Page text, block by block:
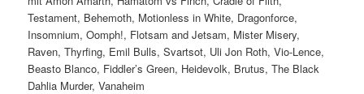
Testament, Behemoth, Motionless in White, Dragonforce,
Insomnium, Oomph!, Flotsam and Jetsam, Mister Misery,
Raven, Thyrfing, Emil Bulls, Svartsot, Uli Jon Roth, Vio-Lence,
Beasto Blanco, Fiddler’s Green, Heidevolk, Brutus, The Black
Dahlia Murder, Vanaheim